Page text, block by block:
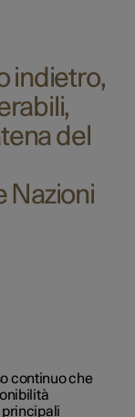
indietro,
del
Nazioni
continuo che
principali